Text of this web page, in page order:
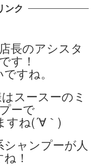
ンク
長のアシスタ
す！
すね。
スースーのミ
ーで
すね(´∀｀)
ャンプーが人
！